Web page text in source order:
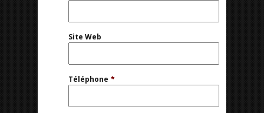
Site Web
Téléphone *